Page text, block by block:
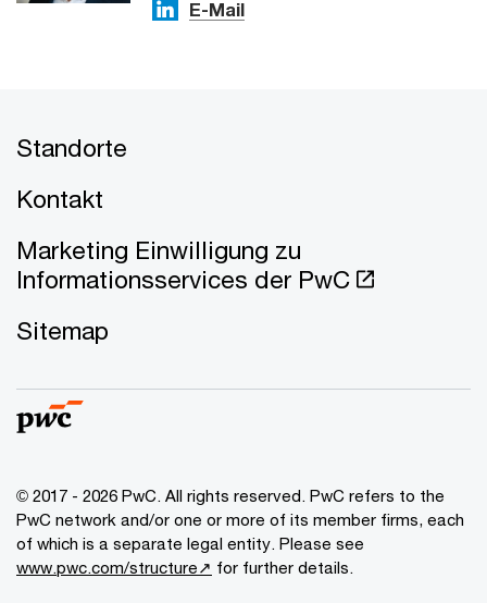
E-Mail
Standorte
Kontakt
Marketing Einwilligung zu
Informationsservices der PwC
Sitemap
© 2017 - 2026 PwC. All rights reserved. PwC refers to the
PwC network and/or one or more of its member firms, each
of which is a separate legal entity. Please see
www.pwc.com/structure↗ for further details.